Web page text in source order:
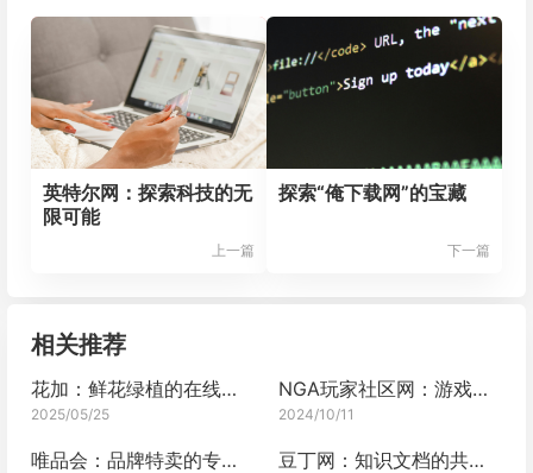
英特尔网：探索科技的无
限可能
上一篇
探索“俺下载网”的宝藏
下一篇
相关推荐
花加：鲜花绿植的在线花店，让生活绽放多彩
2025/05/25
NGA玩家社区网：游戏世界的璀璨明珠
2024/10/11
唯品会：品牌特卖的专属购物天堂 豆丁网：知识文档的共享中心